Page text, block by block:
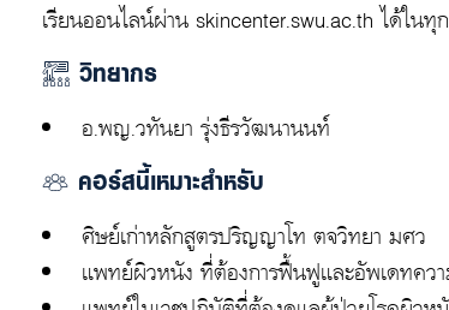
เรียนออนไลน์ผ่าน skincenter.swu.ac.th ได้ใน
วิทยากร
อ.พญ.วทันยา รุ่งธีรวัฒนานนท์
คอร์สนี้เหมาะสำหรับ
ศิษย์เก่าหลักสูตรปริญญาโท ตจวิทยา มศว
แพทย์ผิวหนัง ที่ต้องการฟื้นฟูและอัพเดทคว